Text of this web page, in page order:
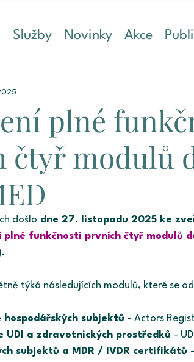
Služby Novinky Akce
plné
čtyř modulů
došlo dne 27. listopadu 2025 ke
plné funkčnosti prvních čtyř modulů
týká následujících modulů, které se
hospodářských subjektů - Actors
UDI a zdravotnických prostředků -
subjektů a MDR / IVDR certifikátů